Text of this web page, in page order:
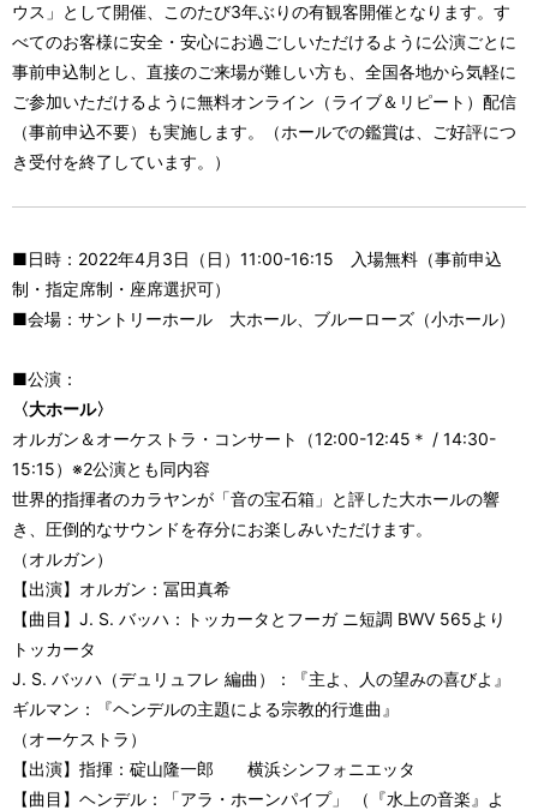
ウス」として開催、このたび3年ぶりの有観客開催となります。す
べてのお客様に安全・安心にお過ごしいただけるように公演ごとに
事前申込制とし、直接のご来場が難しい方も、全国各地から気軽に
ご参加いただけるように無料オンライン（ライブ＆リピート）配信
（事前申込不要）も実施します。（ホールでの鑑賞は、ご好評につ
き受付を終了しています。）
■日時：2022年4月3日（日）11:00-16:15 入場無料（事前申込
制・指定席制・座席選択可）
■会場：サントリーホール 大ホール、ブルーローズ（小ホール）
■公演：
〈大ホール〉
オルガン＆オーケストラ・コンサート（12:00-12:45＊ / 14:30-
15:15）※2公演とも同内容
世界的指揮者のカラヤンが「音の宝石箱」と評した大ホールの響
き、圧倒的なサウンドを存分にお楽しみいただけます。
（オルガン）
【出演】オルガン：冨田真希
【曲目】J. S. バッハ：トッカータとフーガ ニ短調 BWV 565より
トッカータ
J. S. バッハ（デュリュフレ 編曲）：『主よ、人の望みの喜びよ』
ギルマン：『ヘンデルの主題による宗教的行進曲』
（オーケストラ）
【出演】指揮：碇山隆一郎 横浜シンフォニエッタ
【曲目】ヘンデル：「アラ・ホーンパイプ」 （『水上の音楽』よ